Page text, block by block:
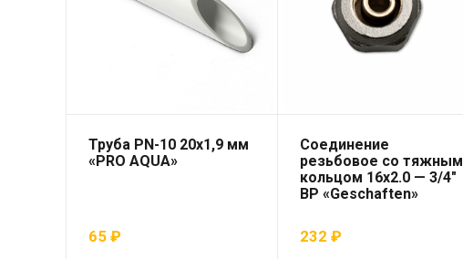
Труба PN-10 20х1,9 мм
«PRO AQUA»
65 ₽
Соединение
резьбовое со тяжным
кольцом 16х2.0 — 3/4″
ВР «Geschaften»
232₽